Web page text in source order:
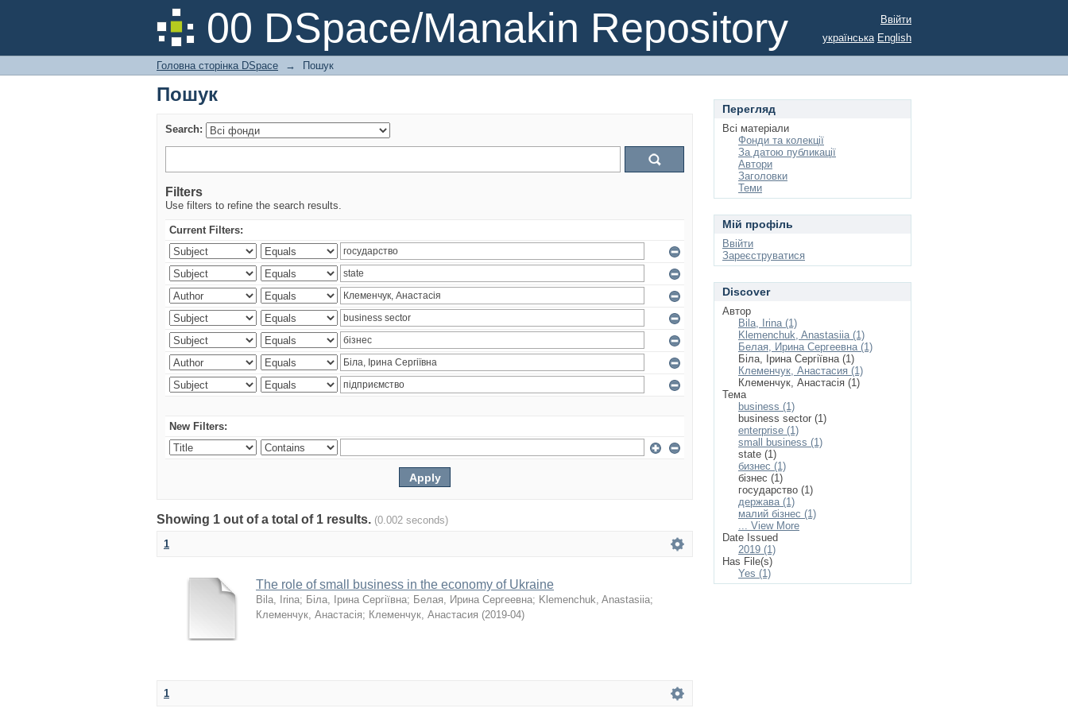
00 DSpace/Manakin Repository
Пошук
Ввійти
українська English
Головна сторінка DSpace → Пошук
Пошук
Search:
Filters
Use filters to refine the search results.
Current Filters:
New Filters:
Showing 1 out of a total of 1 results. (0.002 seconds)
1
The role of small business in the economy of Ukraine
Bila, Irina; Біла, Ірина Сергіївна; Белая, Ирина Сергеевна; Klemenchuk, Anastasiia;
Клеменчук, Анастасія; Клеменчук, Анастасия (2019-04)
1
Перегляд
Всі матеріали
Фонди та колекції
За датою публикації
Автори
Заголовки
Теми
Мій профіль
Ввійти
Зареєструватися
Discover
Автор
Bila, Irina (1)
Klemenchuk, Anastasiia (1)
Белая, Ирина Сергеевна (1)
Біла, Ірина Сергіївна (1)
Клеменчук, Анастасия (1)
Клеменчук, Анастасія (1)
Тема
business (1)
business sector (1)
enterprise (1)
small business (1)
state (1)
бизнес (1)
бізнес (1)
государство (1)
держава (1)
малий бізнес (1)
... View More
Date Issued
2019 (1)
Has File(s)
Yes (1)